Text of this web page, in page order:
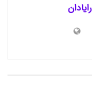
رایادان